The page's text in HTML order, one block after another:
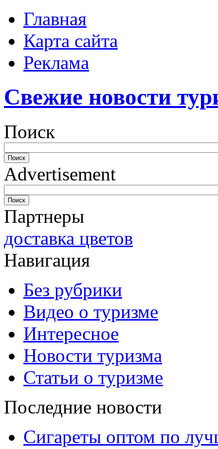
Главная
Карта сайта
Реклама
Свежие новости
Поиск
Advertisement
Партнеры
доставка цветов
Навигация
Без рубрики
Видео о туризме
Интересное
Новости туризма
Статьи о туризме
Последние новости
Сигареты оптом по